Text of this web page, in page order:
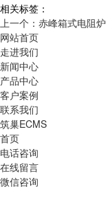
相关标签：
上一个：赤峰箱式电阻炉
网站首页
走进我们
新闻中心
产品中心
客户案例
联系我们
筑巢ECMS
首页
电话咨询
在线留言
微信咨询